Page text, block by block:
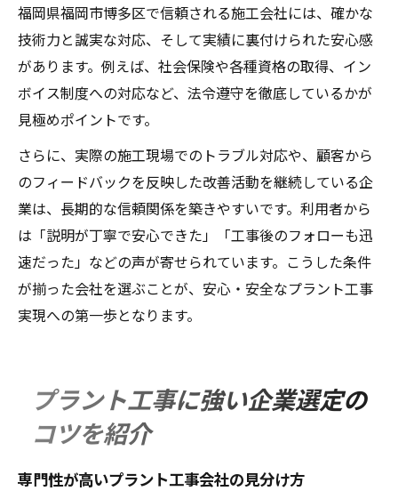
福岡県福岡市博多区で信頼される施工会社には、確かな
技術力と誠実な対応、そして実績に裏付けられた安心感
があります。例えば、社会保険や各種資格の取得、イン
ボイス制度への対応など、法令遵守を徹底しているかが
見極めポイントです。
さらに、実際の施工現場でのトラブル対応や、顧客から
のフィードバックを反映した改善活動を継続している企
業は、長期的な信頼関係を築きやすいです。利用者から
は「説明が丁寧で安心できた」「工事後のフォローも迅
速だった」などの声が寄せられています。こうした条件
が揃った会社を選ぶことが、安心・安全なプラント工事
実現への第一歩となります。
プラント工事に強い企業選定の
コツを紹介
専門性が高いプラント工事会社の見分け方